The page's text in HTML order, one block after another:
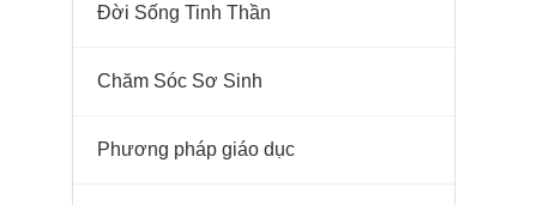
Đời Sống Tinh Thần
Chăm Sóc Sơ Sinh
Phương pháp giáo dục